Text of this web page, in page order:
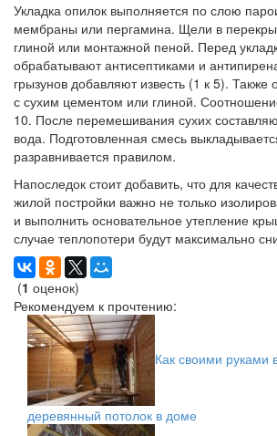
Укладка опилок выполняется по слою
мембраны или пергамина. Щели в
глиной или монтажной пеной. Перед
обрабатывают антисептиками и
грызунов добавляют известь (1 к 5).
с сухим цементом или глиной.
10. После перемешивания сухих
вода. Подготовленная смесь
разравнивается правилом.
Напоследок стоит добавить, что для
жилой постройки важно не только
и выполнить основательное утепление
случае теплопотери будут максимально
(1 оценок)
Рекомендуем к прочтению:
Как своими руками
деревянный потолок в доме